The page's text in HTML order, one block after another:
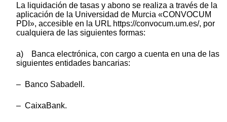
La liquidación de tasas y abono se realiza a través de la
aplicación de la Universidad de Murcia «CONVOCUM
PDI», accesible en la URL https://convocum.um.es/, por
cualquiera de las siguientes formas:
a) Banca electrónica, con cargo a cuenta en una de las
siguientes entidades bancarias:
– Banco Sabadell.
– CaixaBank.